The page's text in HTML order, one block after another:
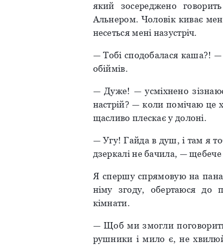
який зосереджено
Альнером. Чоловік киває
несеться мені назустріч.
— Тобі сподобалася каша?!
обіймів.
— Дуже! — усміхнено
настрій? — коли помічаю це
щасливо плескає у долоні.
— Угу! Гайда в душ, і там я
дзеркалі не бачила, —
Я спершу спрямовую на
німу згоду, обертаюся до
кімнати.
— Щоб ми змогли
рушники і мило є, не